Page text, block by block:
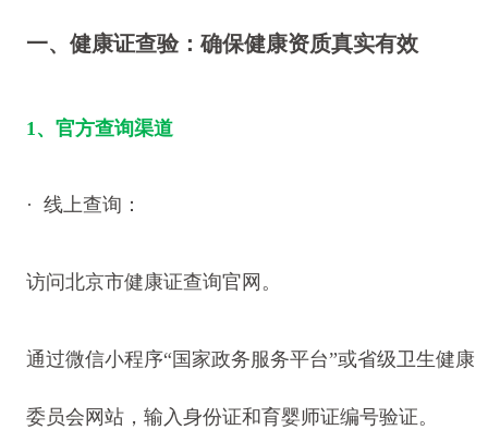
一、健康证查验：确保健康资质真实有效
1、官方查询渠道
· 线上查询：
访问北京市健康证查询官网。
通过微信小程序“国家政务服务平台”或省级卫生健康
委员会网站，输入身份证和育婴师证编号验证。